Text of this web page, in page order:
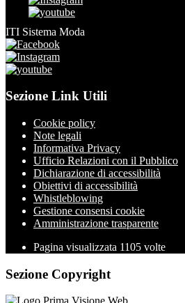
ITI Sistema Moda
Sezione Link Utili
Cookie policy
Note legali
Informativa Privacy
Ufficio Relazioni con il Pubblico
Dichiarazione di accessibilità
Obiettivi di accessibilità
Whistleblowing
Gestione consensi cookie
Amministrazione trasparente
Pagina visualizzata 1105 volte
Sezione Copyright